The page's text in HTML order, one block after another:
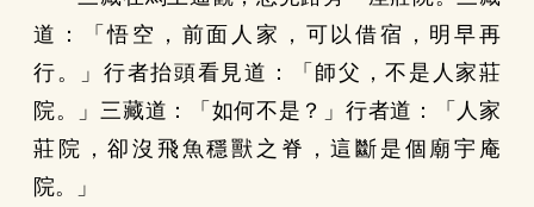
道：「悟空，前面人家，可以借宿，明早再
行。」行者抬頭看見道：「師父，不是人家莊
院。」三藏道：「如何不是？」行者道：「人家
莊院，卻沒飛魚穩獸之脊，這斷是個廟宇庵
院。」